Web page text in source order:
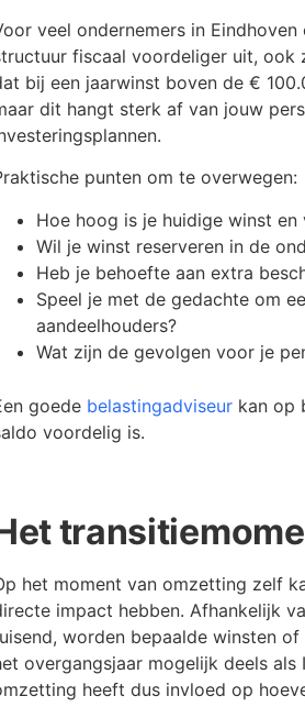
veel ondernemers in
fiscaal voordeliger uit, ook
bij een jaarwinst boven de €
dit hangt sterk af van jouw
punten om te overwegen:
Hoe hoog is je huidige winst
Wil je winst reserveren in de
Heb je behoefte aan extra
Speel je met de gedachte om
aandeelhouders?
Wat zijn de gevolgen voor je
goede belastingadviseurkan op
voordelig is.
het moment van omzetting zelf
impact hebben. Afhankelijk
worden bepaalde winsten
overgangsjaar mogelijk deels
heeft dus invloed op